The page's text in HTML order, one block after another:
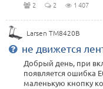
2 2 1 407
Larsen TM8420B
не движется
Добрый день, при
появляется ошибка
маленькую кнопку